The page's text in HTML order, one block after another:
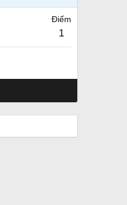
Điểm
1